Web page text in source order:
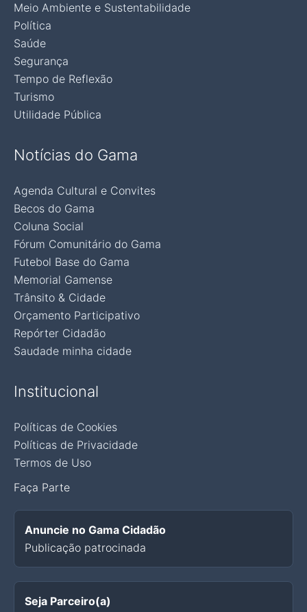
Meio Ambiente e Sustentabilidade
Política
Saúde
Segurança
Tempo de Reflexão
Turismo
Utilidade Pública
Notícias do Gama
Agenda Cultural e Convites
Becos do Gama
Coluna Social
Fórum Comunitário do Gama
Futebol Base do Gama
Memorial Gamense
Trânsito & Cidade
Orçamento Participativo
Repórter Cidadão
Saudade minha cidade
Institucional
Políticas de Cookies
Políticas de Privacidade
Termos de Uso
Faça Parte
Anuncie no Gama Cidadão
Publicação patrocinada
Seja Parceiro(a)